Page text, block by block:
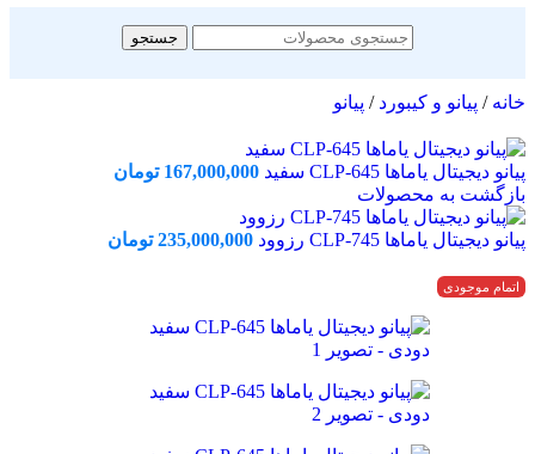
جستجو
خانه/ پیانو و کیبورد/ پیانو
پیانو دیجیتال یاماها CLP-645 سفید 167,000,000 تومان
بازگشت به محصولات
پیانو دیجیتال یاماها CLP-745 رزوود 235,000,000 تومان
اتمام موجودی